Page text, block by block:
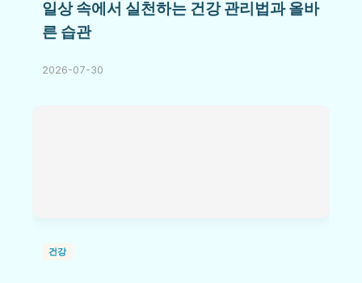
일상 속에서 실천하는 건강 관리법과 올바
른 습관
2026-07-30
건강